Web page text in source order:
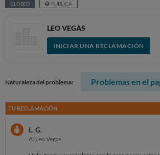
CLOSED PÚBLICA
LEO VEGAS
INICIAR UNA RECLAMACIÓN
Naturaleza del problema: Problemas en el
TU RECLAMACIÓN
L. G.
A: Leo Vegas